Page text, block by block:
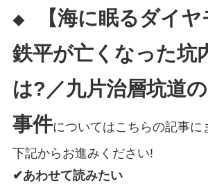
◆
【海に眠るダイヤ
鉄平が亡くなった坑
は?／九片治層坑道
事件についてはこちらの記事に
下記からお進みください!
✔あわせて読みたい